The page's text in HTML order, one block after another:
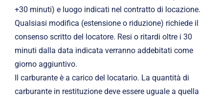
+30 minuti) e luogo indicati nel contratto di locazione.
Qualsiasi modifica (estensione o riduzione) richiede il
consenso scritto del locatore. Resi o ritardi oltre i 30
minuti dalla data indicata verranno addebitati come
giorno aggiuntivo.
Il carburante è a carico del locatario. La quantità di
carburante in restituzione deve essere uguale a quella